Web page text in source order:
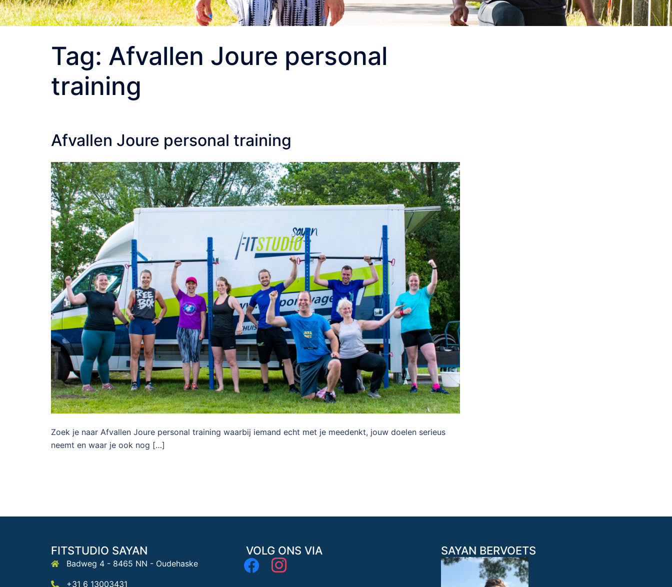
Tag: Afvallen Joure personal
training
Afvallen Joure personal training
Zoek je naar Afvallen Joure personal training waarbij iemand echt met je meedenkt, jouw doelen serieus
neemt en waar je ook nog […]
FITSTUDIO SAYAN
Badweg 4 - 8465 NN - Oudehaske
+31 6 13003431
VOLG ONS VIA
facebookinstagram
SAYAN BERVOETS